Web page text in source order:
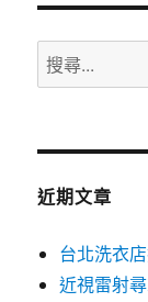
搜
尋
鍵
近期文章
台北洗衣
近視雷射